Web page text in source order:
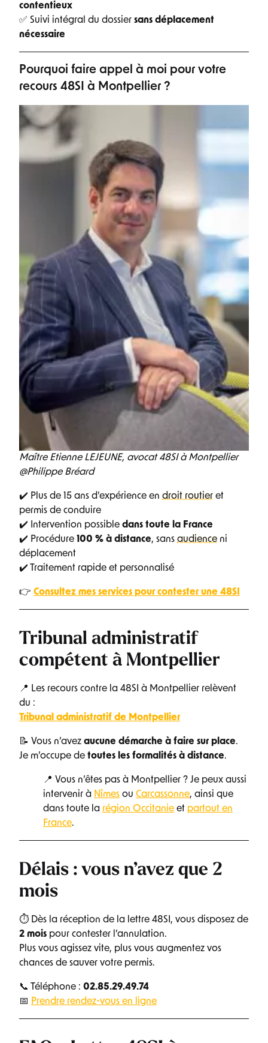
contentieux
✅ Suivi intégral du dossier sans déplacement
nécessaire
Pourquoi faire appel à moi pour votre
recours 48SI à Montpellier ?
Maître Etienne LEJEUNE, avocat 48SI à Montpellier
@Philippe Bréard
✔️ Plus de 15 ans d’expérience en droit routier et
permis de conduire
✔️ Intervention possible dans toute la France
✔️ Procédure 100 % à distance, sans audience ni
déplacement
✔️ Traitement rapide et personnalisé
👉 Consultez mes services pour contester une 48SI
Tribunal administratif
compétent à Montpellier
📍 Les recours contre la 48SI à Montpellier relèvent
du :
Tribunal administratif de Montpellier
📝 Vous n’avez aucune démarche à faire sur place.
Je m’occupe de toutes les formalités à distance.
📍 Vous n’êtes pas à Montpellier ? Je peux aussi
intervenir à Nîmes ou Carcassonne, ainsi que
dans toute la région Occitanie et partout en
France.
Délais : vous n’avez que 2
mois
⏱ Dès la réception de la lettre 48SI, vous disposez de
2 mois pour contester l’annulation.
Plus vous agissez vite, plus vous augmentez vos
chances de sauver votre permis.
📞 Téléphone : 02.85.29.49.74
📅
Prendre rendez-vous en ligne